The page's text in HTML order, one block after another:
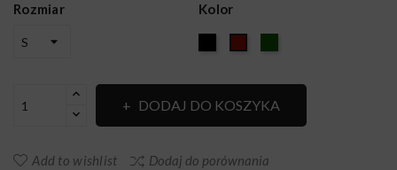
Rozmiar Kolor
DODAJ DO KOSZYKA
Add to wishlist Dodaj do porównania